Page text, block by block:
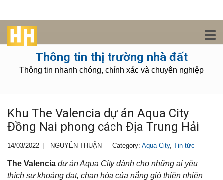
Thông tin thị trường nhà đất
Thông tin nhanh chóng, chính xác và chuyên nghiệp
Khu The Valencia dự án Aqua City
Đồng Nai phong cách Địa Trung Hải
14/03/2022 NGUYỄN THUẬN Category: Aqua City, Tin tức
The Valencia dự án Aqua City dành cho những ai yêu
thích sự khoáng đạt, chan hòa của nắng gió thiên nhiên